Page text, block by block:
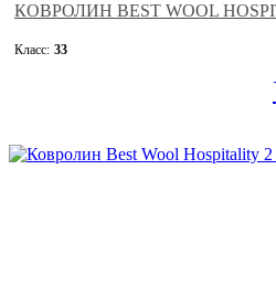
КОВРОЛИН BEST WOOL
Класс: 33